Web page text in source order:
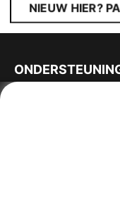
NIEUW HIER?